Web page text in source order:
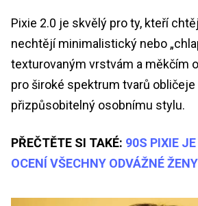
Pixie 2.0 je skvělý pro ty, kteří
nechtějí minimalistický nebo
texturovaným vrstvám a měkčím
pro široké spektrum tvarů obličeje
přizpůsobitelný osobnímu stylu.
PŘEČTĚTE SI TAKÉ: 90S PIXIE
OCENÍ VŠECHNY ODVÁŽNÉ ŽENY